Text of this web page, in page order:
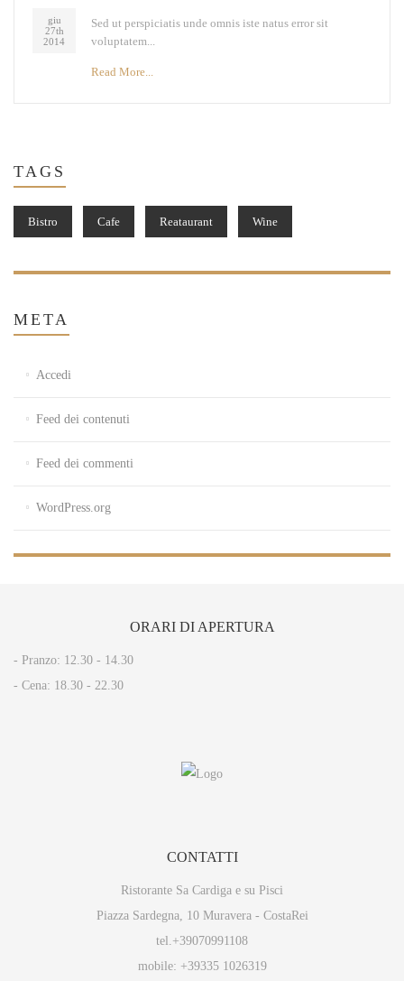
giu
27th
2014
Sed ut perspiciatis unde omnis iste natus error sit
voluptatem...
Read More...
TAGS
Bistro Cafe Reataurant Wine
META
Accedi
Feed dei contenuti
Feed dei commenti
WordPress.org
ORARIDI APERTURA
- Pranzo: 12.30 - 14.30​
- Cena: 18.30 - 22.30
CONTATTI
Ristorante Sa Cardiga e su Pisci
Piazza Sardegna, 10 Muravera - CostaRei
tel.+39070991108
mobile: +39335 1026319